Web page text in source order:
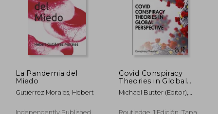
La Pandemia del
Miedo
Gutiérrez Morales, Hebert
Independently Published,
Covid Conspiracy
Theories in Global
Perspective (en
Inglés)
Michael Butter (Editor),
Routledge, 1 Edición, Tapa